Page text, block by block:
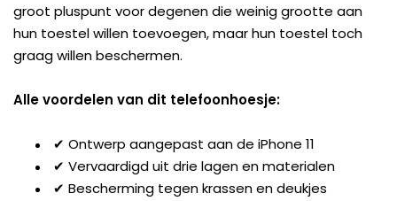
groot pluspunt voor degenen die weinig grootte aan
hun toestel willen toevoegen, maar hun toestel toch
graag willen beschermen.
Alle voordelen van dit telefoonhoesje:
✔ Ontwerp aangepast aan de iPhone 11
✔ Vervaardigd uit drie lagen en materialen
✔ Bescherming tegen krassen en deukjes